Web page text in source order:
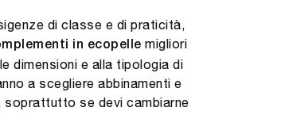
di classe e di praticità,
in ecopelle migliori
dimensioni e alla tipologia di
a scegliere abbinamenti e
soprattutto se devi cambiarne